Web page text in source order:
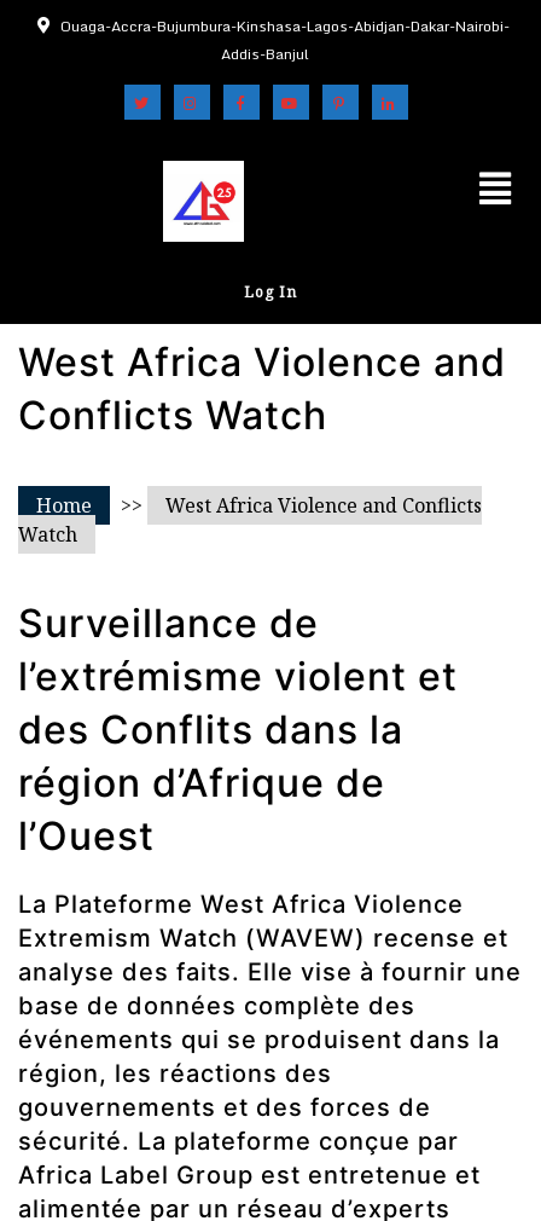
Ouaga-Accra-Bujumbura-Kinshasa-Lagos-Abidjan-Dakar-Nairobi-
Addis-Banjul
Log In
West Africa Violence and
Conflicts Watch
Home >>
West Africa Violence and Conflicts
Watch
Surveillance de
l’extrémisme violent et
des Conflits dans la
région d’Afrique de
l’Ouest
La Plateforme West Africa Violence
Extremism Watch (WAVEW) recense et
analyse des faits. Elle vise à fournir une
base de données complète des
événements qui se produisent dans la
région, les réactions des
gouvernements et des forces de
sécurité. La plateforme conçue par
Africa Label Group est entretenue et
alimentée par un réseau d’experts